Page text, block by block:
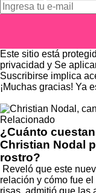
Este sitio está
privacidad y Se
Suscribirse implica
¡Muchas gracias! Ya
Relacionado
¿Cuánto
Christian Nodal
rostro?
Reveló que este
relación y cómo fue
risas, admitió que las